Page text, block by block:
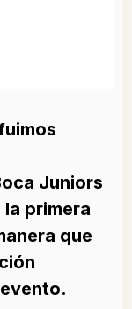
Juniors
primera
que